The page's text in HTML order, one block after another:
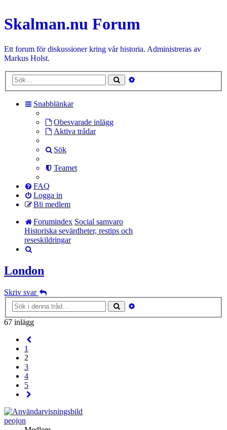
Skalman.nu Forum
Ett forum för diskussioner kring vår historia. Administreras av
Markus Holst.
Sök
Snabblänkar
Obesvarade inlägg
Aktiva trådar
Sök
Teamet
FAQ
Logga in
Bli medlem
Forumindex Social samvaro
Historiska sevärdheter, restips och
reseskildringar
London
Skriv svar
Sök
67 inlägg
1
2
3
4
5
peojon